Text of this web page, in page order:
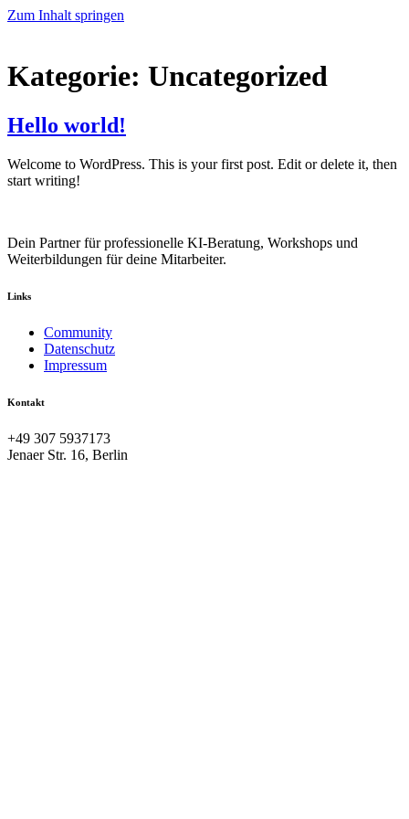
Zum Inhalt springen
Kategorie: Uncategorized
Hello world!
Welcome to WordPress. This is your first post. Edit or delete it, then
start writing!
Dein Partner für professionelle KI-Beratung, Workshops und
Weiterbildungen für deine Mitarbeiter.
Links
Community
Datenschutz
Impressum
Kontakt
+49 307 5937173
Jenaer Str. 16, Berlin